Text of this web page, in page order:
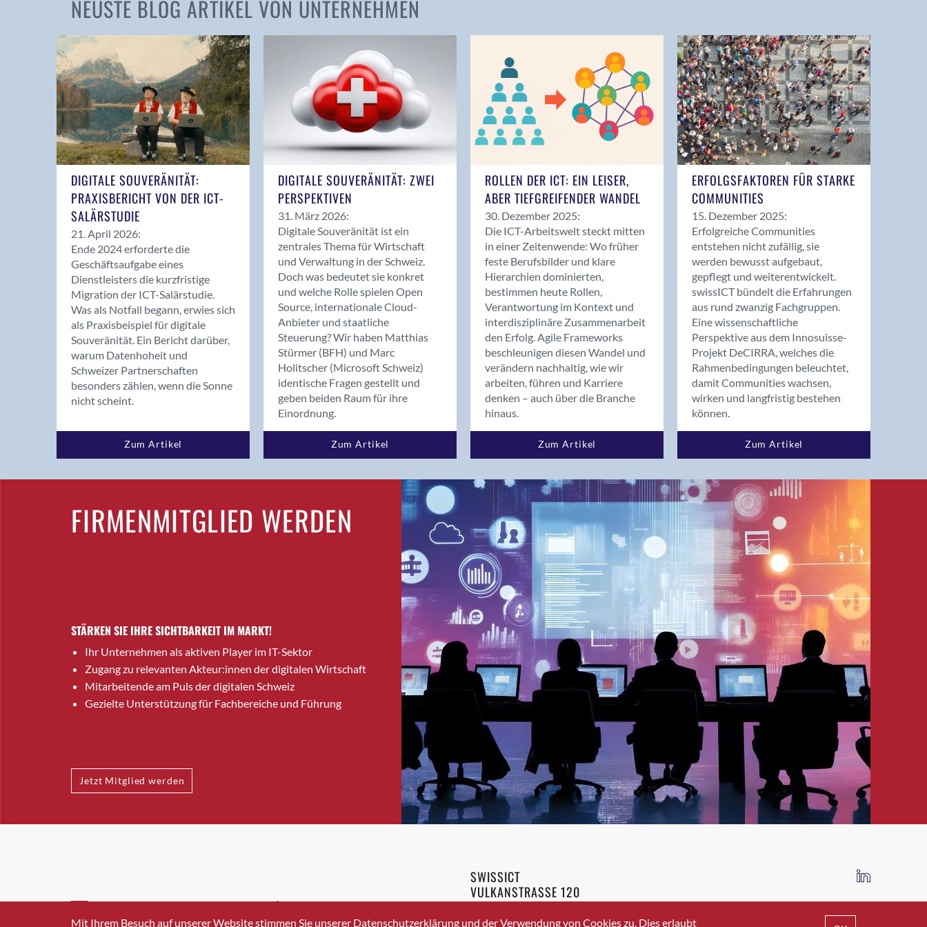
Andelfingen
Balsthal
Balzers
Bassersdorf
Benken (SG)
Bergdietikon
Bern - Liebefeld
Birsfelden
Bolligen
Bonaduz
Bonstetten
Bottighofen
Bremgarten bei Bern
Brig-Glis
Bronschhofen
Brugg
Brugg AG
Burgdorf
Bäretswil
Bülach
Cazis
Crissier
Davos Platz
NEUSTE BLOG ARTIKEL VON UNTERNEHMEN
DIGITALE SOUVERÄNITÄT:
PRAXISBERICHT VON DER ICT-
SALÄRSTUDIE
21. April 2026:
Ende 2024 erforderte die
Geschäftsaufgabe eines
Dienstleisters die kurzfristige
Migration der ICT-Salärstudie.
Was als Notfall begann, erwies sich
als Praxisbeispiel für digitale
Souveränität. Ein Bericht darüber,
warum Datenhoheit und
Schweizer Partnerschaften
besonders zählen, wenn die Sonne
nicht scheint.
Zum Artikel
DIGITALE SOUVERÄNITÄT: ZWEI
PERSPEKTIVEN
31. März 2026:
Digitale Souveränität ist ein
zentrales Thema für Wirtschaft
und Verwaltung in der Schweiz.
Doch was bedeutet sie konkret
und welche Rolle spielen Open
Source, internationale Cloud-
Anbieter und staatliche
Steuerung? Wir haben Matthias
Stürmer (BFH) und Marc
Holitscher (Microsoft Schweiz)
identische Fragen gestellt und
geben beiden Raum für ihre
Einordnung.
Zum Artikel
ROLLEN DER ICT: EIN LEISER,
ABER TIEFGREIFENDER WANDEL
30. Dezember 2025:
Die ICT-Arbeitswelt steckt mitten
in einer Zeitenwende: Wo früher
feste Berufsbilder und klare
Hierarchien dominierten,
bestimmen heute Rollen,
Verantwortung im Kontext und
interdisziplinäre Zusammenarbeit
den Erfolg. Agile Frameworks
beschleunigen diesen Wandel und
verändern nachhaltig, wie wir
arbeiten, führen und Karriere
denken – auch über die Branche
hinaus.
Zum Artikel
ERFOLGSFAKTOREN FÜR STARKE
COMMUNITIES
15. Dezember 2025:
Erfolgreiche Communities
entstehen nicht zufällig, sie
werden bewusst aufgebaut,
gepflegt und weiterentwickelt.
swissICT bündelt die Erfahrungen
aus rund zwanzig Fachgruppen.
Eine wissenschaftliche
Perspektive aus dem Innosuisse-
Projekt DeCIRRA, welches die
Rahmenbedingungen beleuchtet,
damit Communities wachsen,
wirken und langfristig bestehen
können.
Zum Artikel
FIRMENMITGLIED WERDEN
STÄRKEN SIE IHRE SICHTBARKEIT IM MARKT!
Ihr Unternehmen als aktiven Player im IT-Sektor
Zugang zu relevanten Akteur:innen der digitalen Wirtschaft
Mitarbeitende am Puls der digitalen Schweiz
Gezielte Unterstützung für Fachbereiche und Führung
Jetzt Mitglied werden
INFO@SWISSICT.CH +41 43 336 40 20
SWISSICT
VULKANSTRASSE 120
8048 ZURICH
IMPRESSUM DATENSCHUTZ AGB
Mit Ihrem Besuch auf unserer Website stimmen Sie unserer Datenschutzerklärung und der Verwendung von Cookies zu. Dies erlaubt